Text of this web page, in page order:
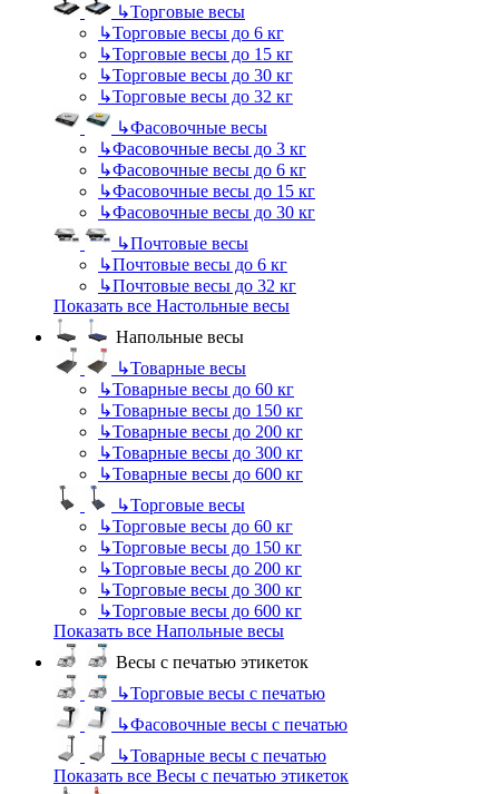
↳Торговые весы
↳Торговые весы до 6 кг
↳Торговые весы до 15 кг
↳Торговые весы до 30 кг
↳Торговые весы до 32 кг
↳Фасовочные весы
↳Фасовочные весы до 3 кг
↳Фасовочные весы до 6 кг
↳Фасовочные весы до 15 кг
↳Фасовочные весы до 30 кг
↳Почтовые весы
↳Почтовые весы до 6 кг
↳Почтовые весы до 32 кг
Показать все Настольные весы
Напольные весы
↳Товарные весы
↳Товарные весы до 60 кг
↳Товарные весы до 150 кг
↳Товарные весы до 200 кг
↳Товарные весы до 300 кг
↳Товарные весы до 600 кг
↳Торговые весы
↳Торговые весы до 60 кг
↳Торговые весы до 150 кг
↳Торговые весы до 200 кг
↳Торговые весы до 300 кг
↳Торговые весы до 600 кг
Показать все Напольные весы
Весы с печатью этикеток
↳Торговые весы с печатью
↳Фасовочные весы с печатью
↳Товарные весы с печатью
Показать все Весы с печатью этикеток